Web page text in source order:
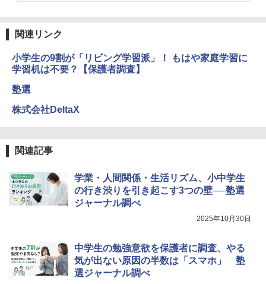
関連リンク
小学生の9割が「リビング学習派」！ もはや家庭学習に
学習机は不要？【保護者調査】
塾選
株式会社DeltaX
関連記事
学業・人間関係・生活リズム、小中学生
の行き渋りを引き起こす3つの壁──塾選
ジャーナル調べ
2025年10月30日
中学生の勉強意欲を保護者に調査、やる
気が出ない原因の半数は「スマホ」 塾
選ジャーナル調べ